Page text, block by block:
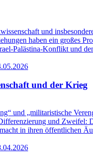
und
haben ein großes
Palästina-Konflikt und
und der Krieg
und „militaristische
und Zweifel:
in ihren öffentlichen